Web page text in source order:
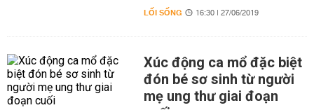
LỐI SỐNG 16:30 | 27/06/2019
Xúc động ca mổ đặc biệt
đón bé sơ sinh từ người
mẹ ung thư giai đoạn